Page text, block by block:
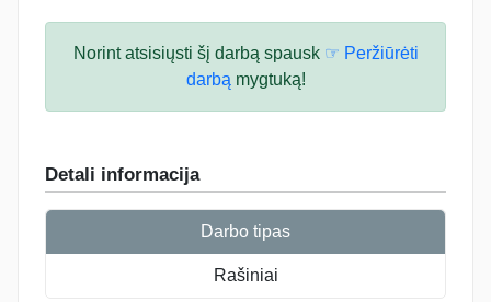
Norint atsisiųsti šį darbą spausk ☞ Peržiūrėti
darbą mygtuką!
Detali informacija
Darbo tipas
Rašiniai